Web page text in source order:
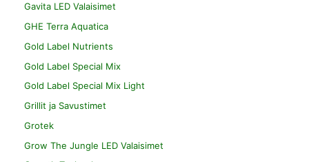
Gavita LED Valaisimet
GHE Terra Aquatica
Gold Label Nutrients
Gold Label Special Mix
Gold Label Special Mix Light
Grillit ja Savustimet
Grotek
Grow The Jungle LED Valaisimet